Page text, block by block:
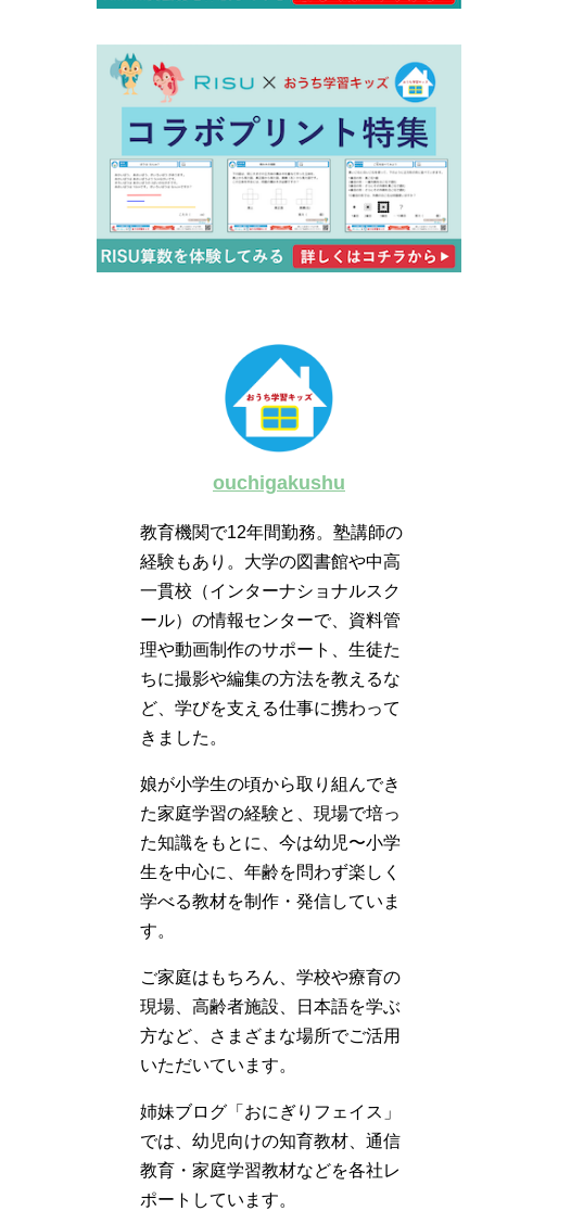
ouchigakushu
教育機関で12年間勤務。塾講師の
経験もあり。大学の図書館や中高
一貫校（インターナショナルスク
ール）の情報センターで、資料管
理や動画制作のサポート、生徒た
ちに撮影や編集の方法を教えるな
ど、学びを支える仕事に携わって
きました。
娘が小学生の頃から取り組んでき
た家庭学習の経験と、現場で培っ
た知識をもとに、今は幼児〜小学
生を中心に、年齢を問わず楽しく
学べる教材を制作・発信していま
す。
ご家庭はもちろん、学校や療育の
現場、高齢者施設、日本語を学ぶ
方など、さまざまな場所でご活用
いただいています。
姉妹ブログ「おにぎりフェイス」
では、幼児向けの知育教材、通信
教育・家庭学習教材などを各社レ
ポートしています。